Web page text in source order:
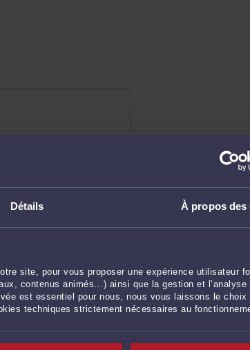
Détails À propos des
site, pour vous proposer une expérience utilisateur
contenus animés…) ainsi que la gestion et
est essentiel pour nous, nous vous laissons le choix
techniques strictement nécessaires au